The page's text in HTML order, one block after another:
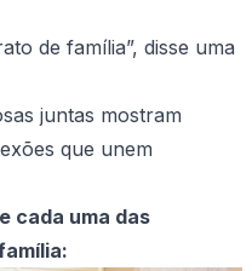
de família”, disse uma
juntas mostram
que unem
cada uma das